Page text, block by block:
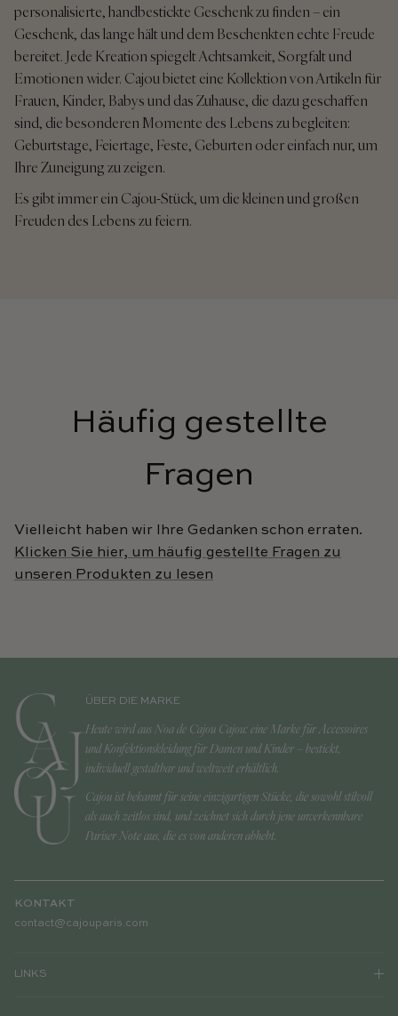
personalisierte, handbestickte Geschenk zu finden – ein
Geschenk, das lange hält und dem Beschenkten echte Freude
bereitet. Jede Kreation spiegelt Achtsamkeit, Sorgfalt und
Emotionen wider. Cajou bietet eine Kollektion von Artikeln für
Frauen, Kinder, Babys und das Zuhause, die dazu geschaffen
sind, die besonderen Momente des Lebens zu begleiten:
Geburtstage, Feiertage, Feste, Geburten oder einfach nur, um
Ihre Zuneigung zu zeigen.
Es gibt immer ein Cajou-Stück, um die kleinen und großen
Freuden des Lebens zu feiern.
Häufig gestellte
Fragen
Vielleicht haben wir Ihre Gedanken schon erraten.
Klicken Sie hier, um häufig gestellte Fragen zu
unseren Produkten zu lesen
ÜBER DIE MARKE
Heute wird aus Noa de Cajou Cajou: eine Marke für Accessoires
und Konfektionskleidung für Damen und Kinder – bestickt,
individuell gestaltbar und weltweit erhältlich.
Cajou ist bekannt für seine einzigartigen Stücke, die sowohl stilvoll
als auch zeitlos sind, und zeichnet sich durch jene unverkennbare
Pariser Note aus, die es von anderen abhebt.
KONTAKT
contact@cajouparis.com
LINKS